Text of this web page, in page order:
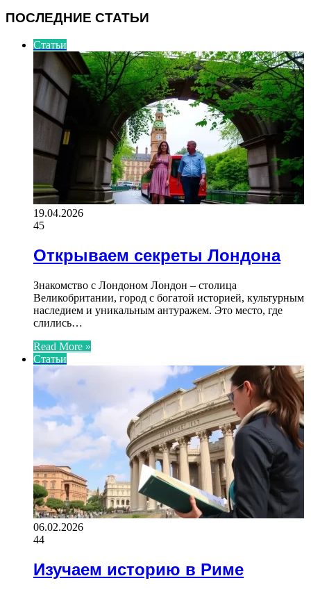
ПОСЛЕДНИЕ СТАТЬИ
Статьи
19.04.2026
45
Открываем секреты Лондона
Знакомство с Лондоном Лондон – столица
Великобритании, город с богатой историей, культурным
наследием и уникальным антуражем. Это место, где
слились…
Read More »
Статьи
06.02.2026
44
Изучаем историю в Риме